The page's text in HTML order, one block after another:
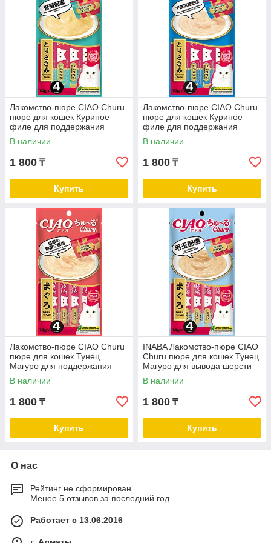
Можно использовать в качестве топпинга к сухому
и влажному корму
Лакомство-пюре CIAO Churu
пюре для кошек Куриное
филе для поддержания
здоровья почек 14г * 4шт
В наличии
1 800 ₸
Купить
Лакомство-пюре CIAO Churu
пюре для кошек Куриное
филе для поддержания
здоровья мочеполовой
системы 14г * 4шт
В наличии
1 800 ₸
Купить
Лакомство-пюре CIAO Churu
пюре для кошек Тунец
Магуро для поддержания
здоровья костей и суставов
14г * 4шт
В наличии
1 800 ₸
Купить
INABA Лакомство-пюре CIAO
Churu пюре для кошек Тунец
Магуро для вывода шерсти
из ЖКТ 56 г
В наличии
1 800 ₸
Купить
О нас
Рейтинг не сформирован
Менее 5 отзывов за последний год
Работает с 13.06.2016